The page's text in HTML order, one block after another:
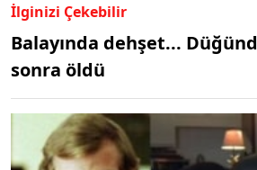
İlginizi Çekebilir
Balayında dehşet...
sonra öldü